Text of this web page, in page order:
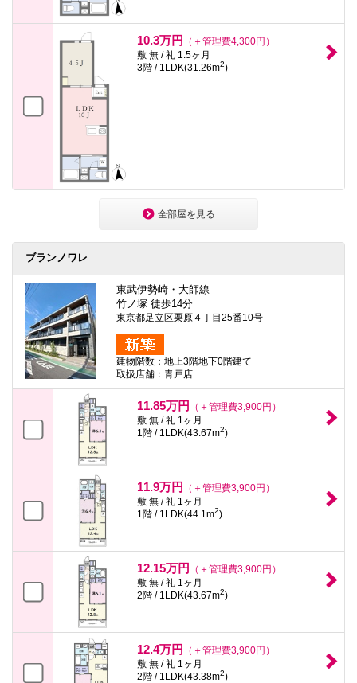
10.3万円
（＋管理費4,300円）
敷 無 / 礼 1.5ヶ月
3階 / 1LDK(31.26m2)
全部屋を見る
ブランノワレ
東武伊勢崎・大師線
竹ノ塚 徒歩14分
東京都足立区栗原４丁目25番10号
建物階数：地上3階地下0階建て
取扱店舗：青戸店
11.85万円
（＋管理費3,900円）
敷 無 / 礼 1ヶ月
1階 / 1LDK(43.67m2)
11.9万円
（＋管理費3,900円）
敷 無 / 礼 1ヶ月
1階 / 1LDK(44.1m2)
12.15万円
（＋管理費3,900円）
敷 無 / 礼 1ヶ月
2階 / 1LDK(43.67m2)
12.4万円
（＋管理費3,900円）
敷 無 / 礼 1ヶ月
2階 / 1LDK(43.38m2)